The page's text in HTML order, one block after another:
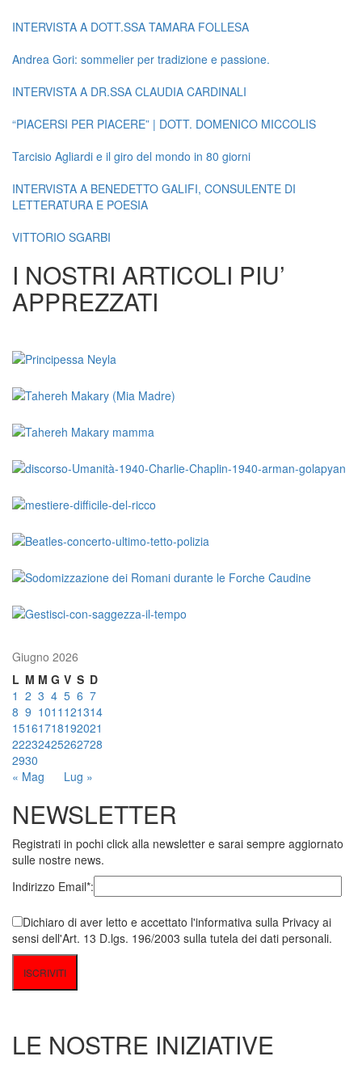
INTERVISTA A DOTT.SSA TAMARA FOLLESA
Andrea Gori: sommelier per tradizione e passione.
INTERVISTA A DR.SSA CLAUDIA CARDINALI
“PIACERSI PER PIACERE” | DOTT. DOMENICO MICCOLIS
Tarcisio Agliardi e il giro del mondo in 80 giorni
INTERVISTA A BENEDETTO GALIFI, CONSULENTE DI
LETTERATURA E POESIA
VITTORIO SGARBI
I NOSTRI ARTICOLI PIU’
APPREZZATI
Giugno 2026
L M M G V S D
« Mag Lug »
1 2 3 4 5 6 7
8 9 1011 121314
15161718192021
22232425262728
2930
NEWSLETTER
Registrati in pochi click alla newsletter e sarai sempre aggiornato
sulle nostre news.
Indirizzo Email*:
Dichiaro di aver letto e accettato l'informativa sulla Privacy ai
sensi dell'Art. 13 D.lgs. 196/2003 sulla tutela dei dati personali.
LE NOSTRE INIZIATIVE